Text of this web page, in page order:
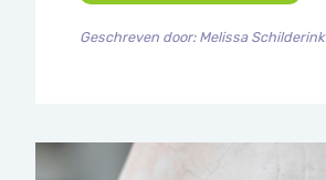
Geschreven door: Melissa Schilderink